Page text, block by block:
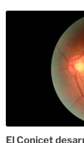
El Conicet